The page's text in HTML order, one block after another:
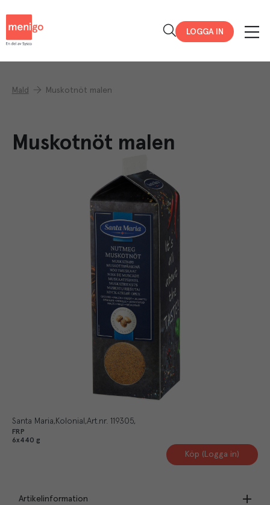
LOGGA IN
Mald Muskotnöt malen
Muskotnöt malen
Santa Maria Kolonial Art.nr. 119305
FRP
6x440 g
Köp (Logga in)
Artikelinformation